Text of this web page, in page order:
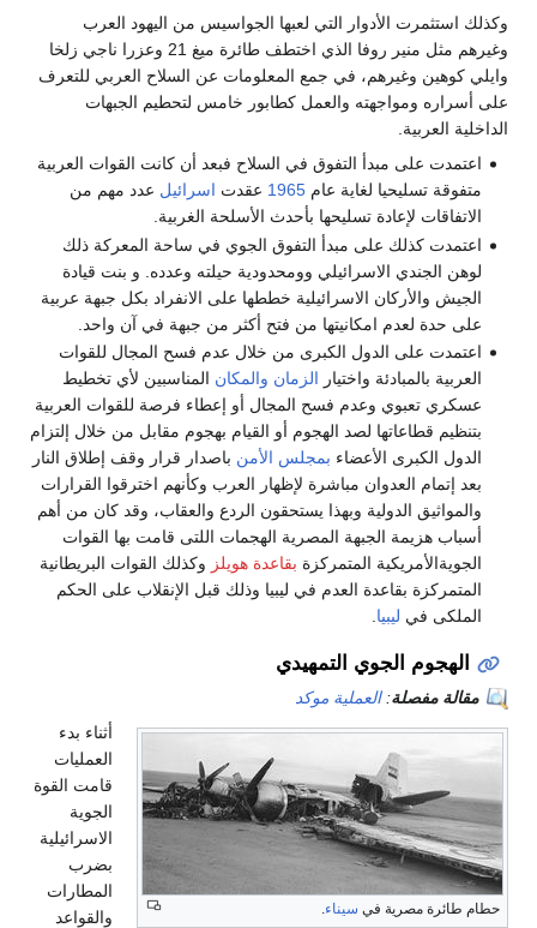
وكذلك استثمرت الأدوار التي لعبها الجواسيس من اليهود العرب
وغيرهم مثل منير روفا الذي اختطف طائرة ميغ 21 وعزرا ناجي زلخا
وايلي كوهين وغيرهم، في جمع المعلومات عن السلاح العربي للتعرف
على أسراره ومواجهته والعمل كطابور خامس لتحطيم الجبهات
الداخلية العربية.
اعتمدت على مبدأ التفوق في السلاح فبعد أن كانت القوات العربية
متفوقة تسليحيا لغاية عام1965 عقدت اسرائيل عدد مهم من
الاتفاقات لإعادة تسليحها بأحدث الأسلحة الغربية.
اعتمدت كذلك على مبدأ التفوق الجوي في ساحة المعركة ذلك
لوهن الجندي الاسرائيلي وومحدودية حيلته وعدده. و بنت قيادة
الجيش والأركان الاسرائيلية خططها على الانفراد بكل جبهة عربية
على حدة لعدم امكانيتها من فتح أكثر من جبهة في آن واحد.
اعتمدت على الدول الكبرى من خلال عدم فسح المجال للقوات
العربية بالمبادئة واختيار الزمان والمكان المناسبين لأي تخطيط
عسكري تعبوي وعدم فسح المجال أو إعطاء فرصة للقوات العربية
بتنظيم قطاعاتها لصد الهجوم أو القيام بهجوم مقابل من خلال إلتزام
الدول الكبرى الأعضاء بمجلس الأمن باصدار قرار وقف إطلاق النار
بعد إتمام العدوان مباشرة لإظهار العرب وكأنهم اخترقوا القرارات
والمواثيق الدولية وبهذا يستحقون الردع والعقاب، وقد كان من أهم
أسباب هزيمة الجبهة المصرية الهجمات اللتى قامت بها القوات
الجويةالأمريكية المتمركزة بقاعدة هويلز وكذلك القوات البريطانية
المتمركزة بقاعدة العدم في ليبيا وذلك قبل الإنقلاب على الحكم
الملكى في ليبيا
الهجوم الجوي التمهيدي
مقالة مفصلة:العملية موكد
حطام طائرة مصرية في سيناء
أثناء بدء
العمليات
قامت القوة
الجوية
الاسرائيلية
بضرب
المطارات
والقواعد